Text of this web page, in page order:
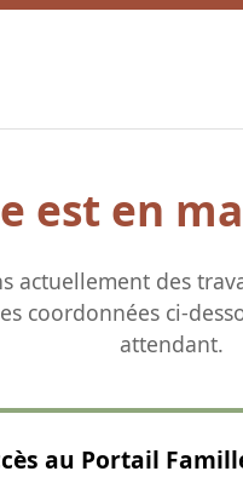
est en
actuellement des
coordonnées ci-
attendant.
au Portail